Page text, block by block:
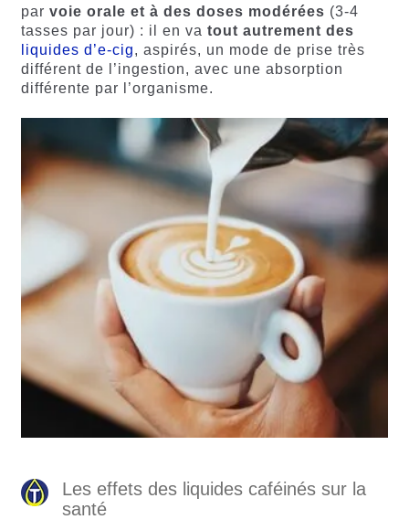
par voie orale et à des doses modérées (3-4
tasses par jour) : il en va tout autrement des
liquides d’e-cig, aspirés, un mode de prise très
différent de l’ingestion, avec une absorption
différente par l’organisme.
Les effets des liquides caféinés sur la
santé